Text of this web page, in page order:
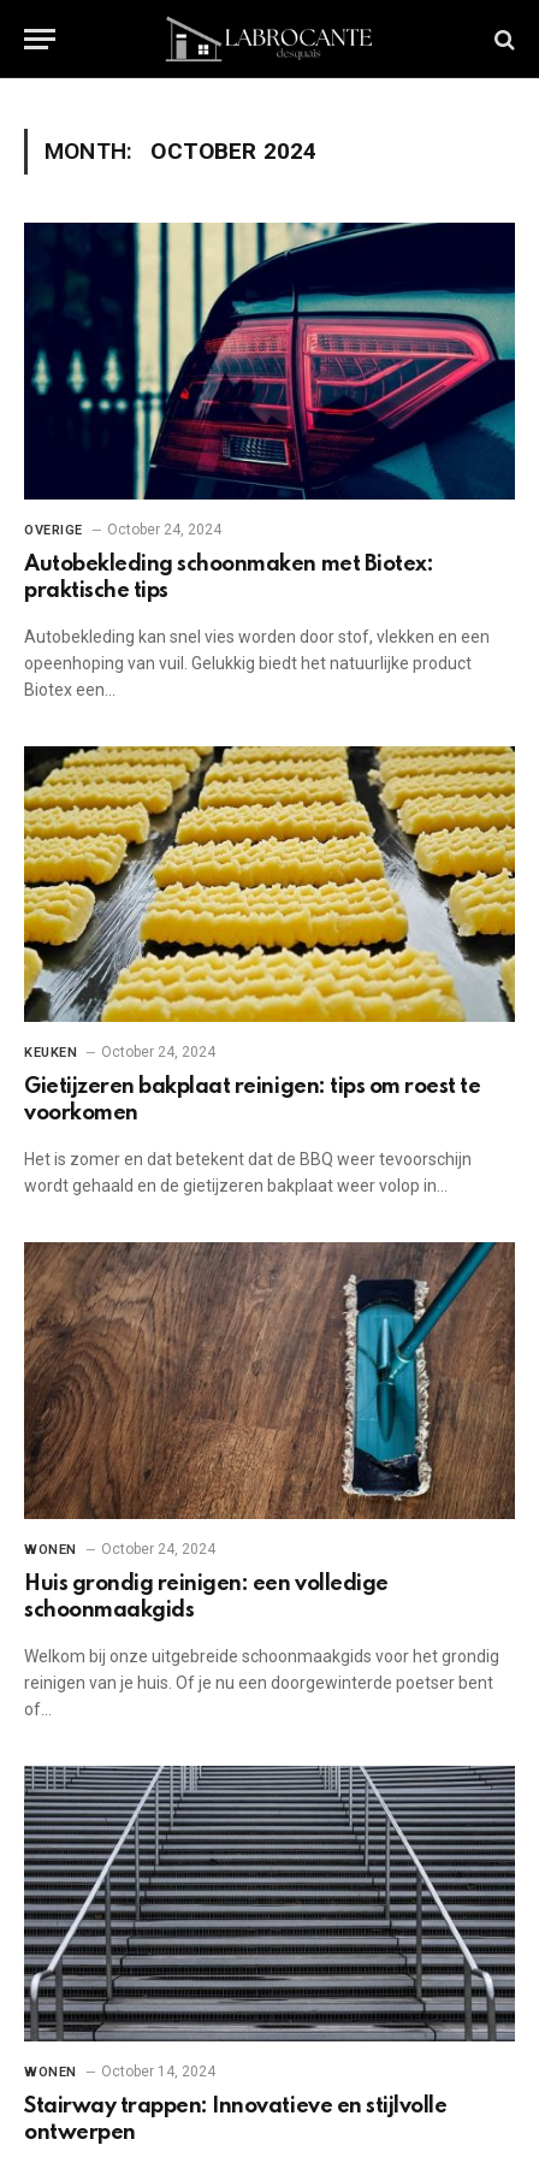
MONTH: OCTOBER 2024
OVERIGE October 24, 2024
Autobekleding schoonmaken met Biotex:
praktische tips
Autobekleding kan⁢ snel vies ⁢worden door stof, vlekken en een
opeenhoping van⁣ vuil. ⁣Gelukkig biedt het natuurlijke product
Biotex ⁢een‍…
KEUKEN October 24, 2024
Gietijzeren bakplaat reinigen: tips om roest te
voorkomen
Het ‌is‍ zomer en⁣ dat betekent dat de BBQ weer tevoorschijn
wordt⁢ gehaald en de‌ gietijzeren bakplaat weer volop‍ in…
WONEN October 24, 2024
Huis grondig reinigen: een volledige
schoonmaakgids
Welkom bij onze uitgebreide schoonmaakgids voor het grondig
reinigen van je huis. Of je nu een ‌doorgewinterde ⁢poetser bent
of⁤…
WONEN October 14, 2024
Stairway trappen: Innovatieve en stijlvolle
ontwerpen